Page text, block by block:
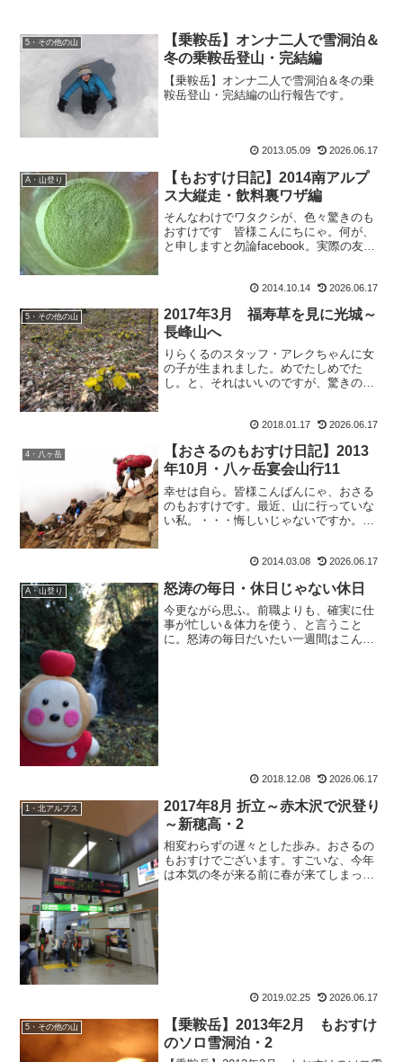
5・その他の山
【乗鞍岳】オンナ二人で雪洞泊＆
冬の乗鞍岳登山・完結編
【乗鞍岳】オンナ二人で雪洞泊＆冬の乗
鞍岳登山・完結編の山行報告です。
2013.05.09 2026.06.17
A・山登り
【もおすけ日記】2014南アルプ
ス大縦走・飲料裏ワザ編
そんなわけでワタクシが、色々驚きのも
おすけです 皆様こんにちにゃ。何が、
と申しますと勿論facebook。実際の友達
き。ブログへの検索ワードは、『もおす
け・もーすけ・もう...
2014.10.14 2026.06.17
5・その他の山
2017年3月 福寿草を見に光城～
長峰山へ
りらくるのスタッフ・アレクちゃんに女
の子が生まれました。めでたしめでた
し。と、それはいいのですが、驚きの真
しいとかある？」ア：「どっちでもいい
よ。あ、でも瞳は僕に似て欲...
2018.01.17 2026.06.17
4・八ヶ岳
【おさるのもおすけ日記】2013
年10月・八ヶ岳宴会山行11
幸せは自ら。皆様こんばんにゃ、おさる
のもおすけです。最近、山に行っていな
い私。・・・悔しいじゃないですか。だ
しゃるお山。ワタクシ、山頂に祠がある
2014.03.08 2026.06.17
A・山登り 怒涛の毎日・休日じゃない休日
今更ながら思ふ。前職よりも、確実に仕
事が忙しい＆体力を使う、と言うこと
に。怒涛の毎日だいたい一週間はこんな
2018.12.08 2026.06.17
1・北アルプス
2017年8月 折立～赤木沢で沢登り
～新穂高・2
相変わらずの遅々とした歩み。おさるの
もおすけでございます。すごいな、今年
は本気の冬が来る前に春が来てしまった
2019.02.25 2026.06.17
5・その他の山
【乗鞍岳】2013年2月 もおすけ
のソロ雪洞泊・2